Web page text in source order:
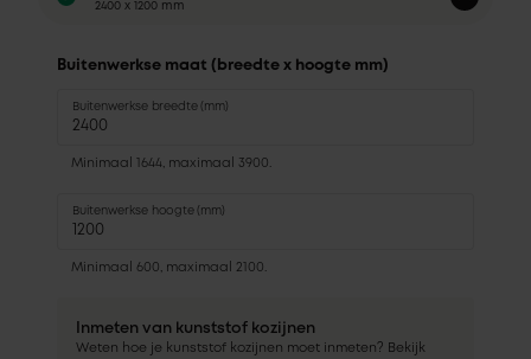
2400 x 1200 mm
Buitenwerkse maat (breedte x hoogte mm)
Buitenwerkse breedte (mm)
Minimaal 1644, maximaal 3900.
Buitenwerkse hoogte (mm)
Minimaal 600, maximaal 2100.
Inmeten van kunststof kozijnen
Weten hoe je kunststof kozijnen moet inmeten? Bekijk